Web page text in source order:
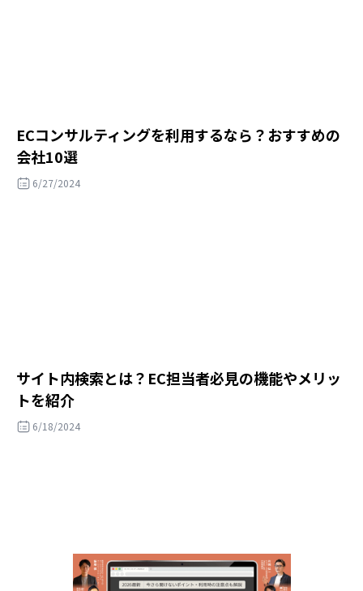
ECコンサルティングを利用するなら？おすすめの
会社10選
6/27/2024
サイト内検索とは？EC担当者必見の機能やメリッ
トを紹介
6/18/2024